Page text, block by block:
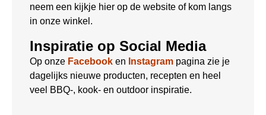
neem een kijkje hier op de website of kom langs
in onze winkel.
Inspiratie op Social Media
Op onze Facebook en Instagram pagina zie je
dagelijks nieuwe producten, recepten en heel
veel BBQ-, kook- en outdoor inspiratie.